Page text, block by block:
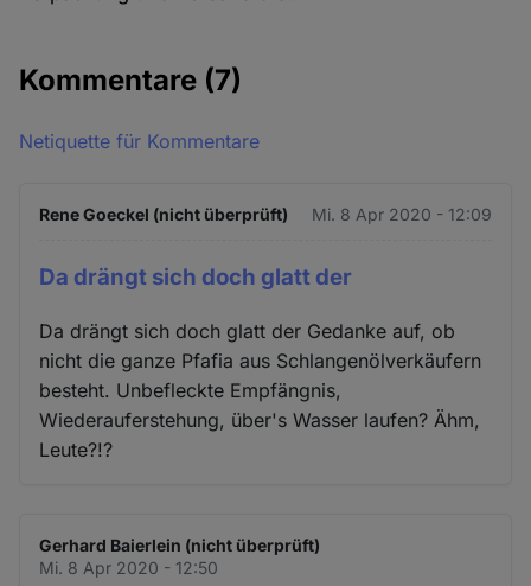
Kommentare (7)
Netiquette für Kommentare
Rene Goeckel (nicht überprüft) Mi. 8 Apr 2020 - 12:09
Da drängt sich doch glatt der
Da drängt sich doch glatt der Gedanke auf, ob
nicht die ganze Pfafia aus Schlangenölverkäufern
besteht. Unbefleckte Empfängnis,
Wiederauferstehung, über's Wasser laufen? Ähm,
Leute?!?
Gerhard Baierlein (nicht überprüft)
Mi. 8 Apr 2020 - 12:50